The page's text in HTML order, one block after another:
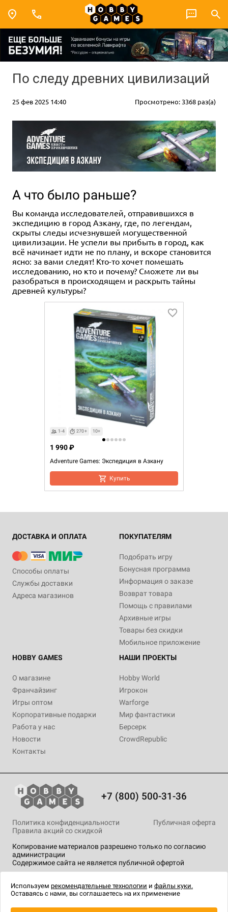
По следу древних цивилизаций
25 фев 2025 14:40 Просмотрено: 3368 раз(а)
А что было раньше?
Вы команда исследователей, отправившихся в
экспедицию в город Азкану, где, по легендам,
скрыты следы исчезнувшей могущественной
цивилизации. Не успели вы прибыть в город, как
всё начинает идти не по плану, и вскоре становится
ясно: за вами следят! Кто-то хочет помешать
исследованию, но кто и почему? Сможете ли вы
разобраться в происходящем и раскрыть тайны
древней культуры?
1-4 270+ 10+
Adventure Games: Экспедиция в Азкану
1 990 ₽
Купить
ДОСТАВКА И ОПЛАТА
Способы оплаты
Службы доставки
Адреса магазинов
ПОКУПАТЕЛЯМ
Подобрать игру
Бонусная программа
Информация о заказе
Возврат товара
Помощь с правилами
Архивные игры
Товары без скидки
Мобильное приложение
HOBBY GAMES
О магазине
Франчайзинг
Игры оптом
Корпоративные подарки
Работа у нас
Новости
Контакты
НАШИ ПРОЕКТЫ
Hobby World
Игрокон
Warforge
Мир фантастики
Берсерк
CrowdRepublic
+7 (800) 500-31-36
Копирование материалов разрешено только по согласию
администрации
Содержимое сайта не является публичной офертой
Политика конфиденциальности
Публичная оферта
Правила акций со скидкой
технологии.
Используем рекомендательные технологии и файлы куки.
Оставаясь с нами, вы соглашаетесь на их применение